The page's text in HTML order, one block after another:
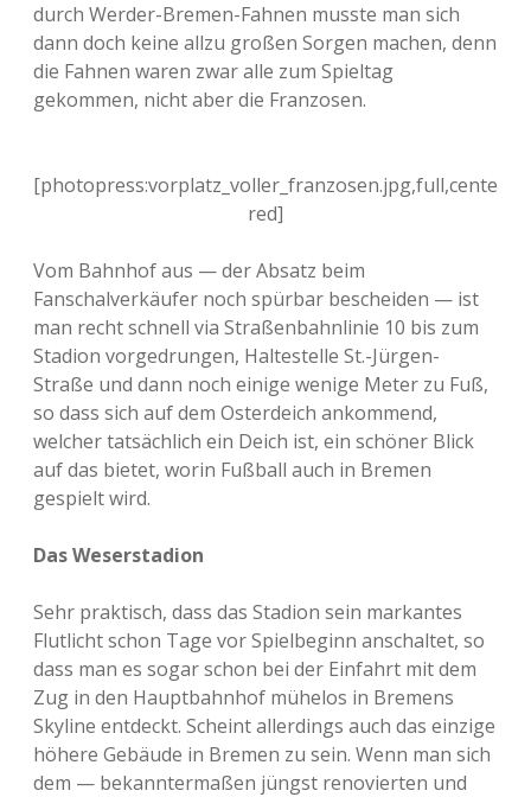
durch Werder-Bremen-Fahnen musste man sich
dann doch keine allzu großen Sorgen machen, denn
die Fahnen waren zwar alle zum Spieltag
gekommen, nicht aber die Franzosen.
[photopress:vorplatz_voller_franzosen.jpg,full,cente
red]
Vom Bahnhof aus — der Absatz beim
Fanschalverkäufer noch spürbar bescheiden — ist
man recht schnell via Straßenbahnlinie 10 bis zum
Stadion vorgedrungen, Haltestelle St.-Jürgen-
Straße und dann noch einige wenige Meter zu Fuß,
so dass sich auf dem Osterdeich ankommend,
welcher tatsächlich ein Deich ist, ein schöner Blick
auf das bietet, worin Fußball auch in Bremen
gespielt wird.
Das Weserstadion
Sehr praktisch, dass das Stadion sein markantes
Flutlicht schon Tage vor Spielbeginn anschaltet, so
dass man es sogar schon bei der Einfahrt mit dem
Zug in den Hauptbahnhof mühelos in Bremens
Skyline entdeckt. Scheint allerdings auch das einzige
höhere Gebäude in Bremen zu sein. Wenn man sich
dem — bekanntermaßen jüngst renovierten und